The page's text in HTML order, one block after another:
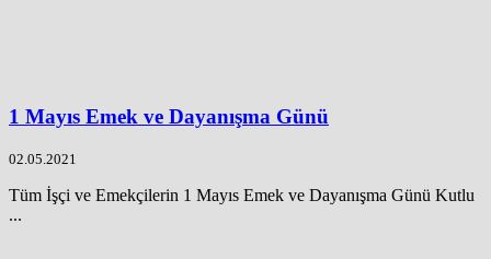
1 Mayıs Emek ve Dayanışma Günü
02.05.2021
Tüm İşçi ve Emekçilerin 1 Mayıs Emek ve Dayanışma Günü Kutlu
...